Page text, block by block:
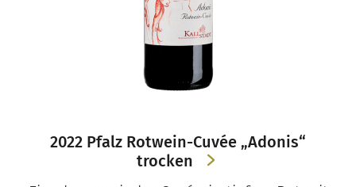
2022 Pfalz Rotwein-Cuvée „Adonis“
trocken